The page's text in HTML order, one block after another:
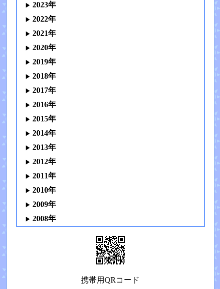
2023年
2022年
2021年
2020年
2019年
2018年
2017年
2016年
2015年
2014年
2013年
2012年
2011年
2010年
2009年
2008年
携帯用QRコード